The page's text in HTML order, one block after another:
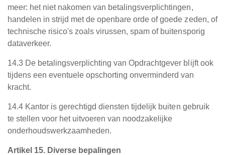
meer: het niet nakomen van betalingsverplichtingen,
handelen in strijd met de openbare orde of goede zeden, of
technische risico's zoals virussen, spam of buitensporig
dataverkeer.
14.3 De betalingsverplichting van Opdrachtgever blijft ook
tijdens een eventuele opschorting onverminderd van
kracht.
14.4 Kantor is gerechtigd diensten tijdelijk buiten gebruik
te stellen voor het uitvoeren van noodzakelijke
onderhoudswerkzaamheden.
Artikel 15. Diverse bepalingen